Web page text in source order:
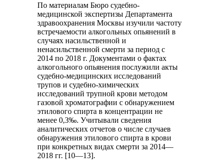
По материалам Бюро судебно-
медицинской экспертизы Департамента
здравоохранения Москвы изучили частоту
встречаемости алкогольных опьянений в
случаях насильственной и
ненасильственной смерти за период с
2014 по 2018 г. Документами о фактах
алкогольного опьянения послужили акты
судебно-медицинских исследований
трупов и судебно-химических
исследований трупной крови методом
газовой хроматографии с обнаружением
этилового спирта в концентрации не
менее 0,3‰. Учитывали сведения
аналитических отчетов о числе случаев
обнаружения этилового спирта в крови
при конкретных видах смерти за 2014—
2018 гг. [10—13].